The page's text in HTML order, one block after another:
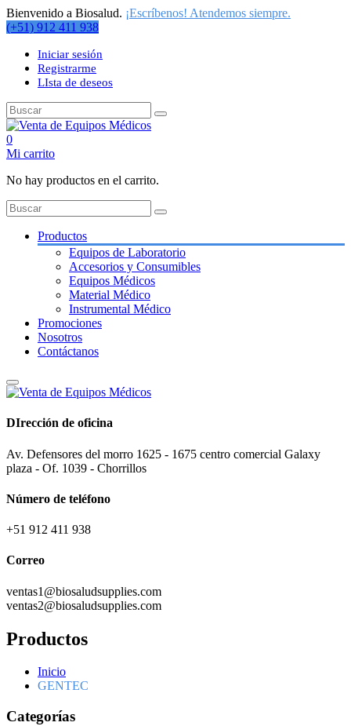
Bienvenido a Biosalud. ¡Escríbenos! Atendemos siempre.
(+51) 912 411 938
Iniciar sesión
Registrarme
LIsta de deseos
0
Mi carrito
No hay productos en el carrito.
Productos
Equipos de Laboratorio
Accesorios y Consumibles
Equipos Médicos
Material Médico
Instrumental Médico
Promociones
Nosotros
Contáctanos
DIrección de oficina
Av. Defensores del morro 1625 - 1675 centro comercial Galaxy
plaza - Of. 1039 - Chorrillos
Número de teléfono
+51 912 411 938
Correo
ventas1@biosaludsupplies.com
ventas2@biosaludsupplies.com
Productos
Inicio
GENTEC
Categorías